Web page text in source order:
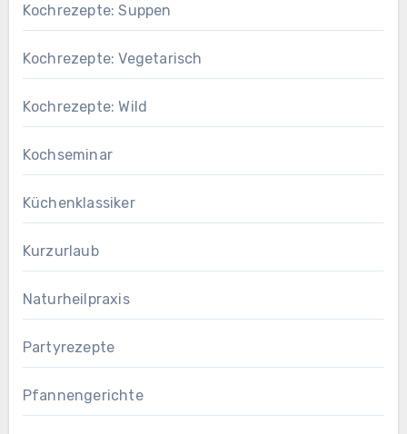
Kochrezepte: Suppen
Kochrezepte: Vegetarisch
Kochrezepte: Wild
Kochseminar
Küchenklassiker
Kurzurlaub
Naturheilpraxis
Partyrezepte
Pfannengerichte